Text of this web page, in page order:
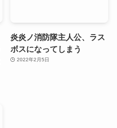
炎炎ノ消防隊主人公、ラス
ボスになってしまう
2022年2月5日